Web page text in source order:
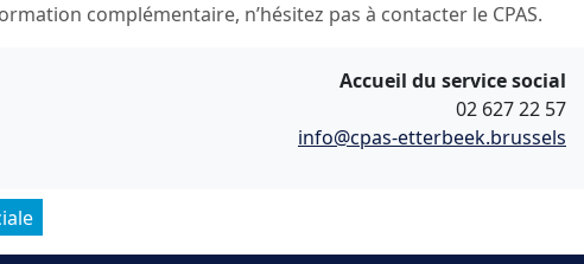
complémentaire, n’hésitez pas à contacter le CPAS.
Accueil du service social
02 627 22 57
info@cpas-etterbeek.brussels